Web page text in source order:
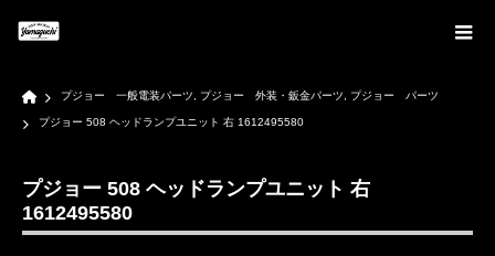
Home
プジョー 一般電装パーツ プジョー 外装・鈑金パーツ プジョー パーツ
プジョー 508 ヘッドランプユニット 右 1612495580
プジョー 508 ヘッドランプユニット 右
1612495580